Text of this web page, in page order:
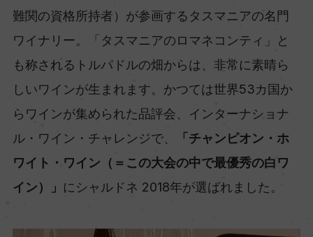
難関の資格所持者）が参画するタスマニアの名門
ワイナリー。「タスマニアのロマネコンティ」と
も称されるトルパドルの畑からは、非常に素晴ら
しいワインが生まれます。かつては世界53カ国か
らワインが集められた品評会、インターナショナ
ル・ワイン・チャレンジで、
「チャンピオン・ホ
ワイト・ワイン（＝この大会の中で最優秀の白ワ
イン）」 にシャルドネ 2018年が選ばれました。